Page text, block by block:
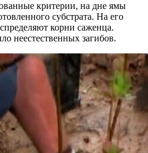
критерии, на дне ямы
субстрата. На его
корни саженца.
неестественных загибов.